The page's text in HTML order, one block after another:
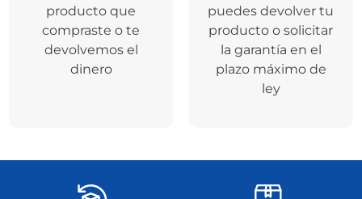
producto que
compraste o te
devolvemos el
dinero
puedes devolver tu
producto o solicitar
la garantía en el
plazo máximo de
ley